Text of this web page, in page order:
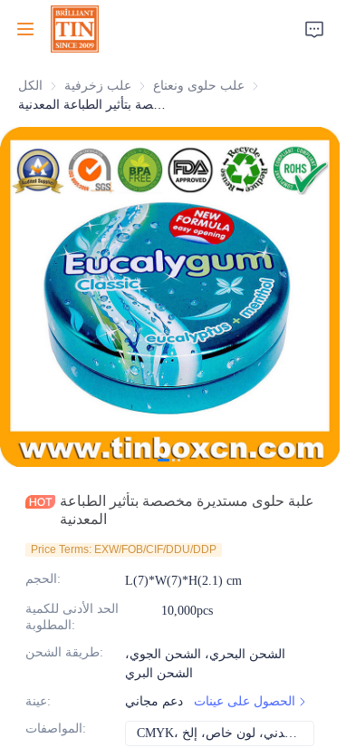
الكل علب زخرفية علب زخرفية
علب حلوى ونعناع علب حلوى ونعناع
علبة حلوى مستديرة مخصصة بتأثير الطباعة
المعدنية
Price Terms: EXW/FOB/CIF/DDU/DDP
الحجم : L(7)*W(7)*H(2.1) cm
الحد الأدنى للكمية
المطلوبة :
10,000pcs
طريقة الشحن:
الشحن البحري، الشحن الجوي،
الشحن البري
عينة: دعم مجاني
الحصول على عينات
المواصفات : CMYK، بانتون، معدني، لون خاص، إلخ
الرئيسية
الشركة
المنتجات
خدمات العملاء
معارض تجارية 2026
الشهادات
الاستدامة
الأخبار